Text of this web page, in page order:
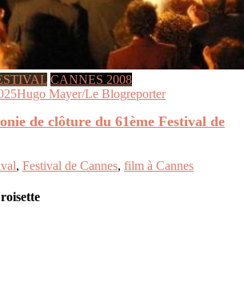
CANNES 2008
Hugo Mayer/Le Blogreporter
de clôture du 61ème Festival de
, Festival de Cannes, film à Cannes